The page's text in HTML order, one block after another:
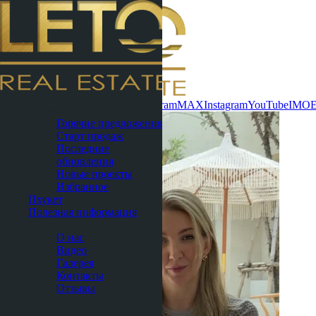
TelegramMAXInstagramYouTubeIMO
Горячие предложения
Старт продаж
Последние
обновления
Новые проекты
Избранное
Пхукет
Полезная информация
О нас
Видео
Галерея
Контакты
Отзывы